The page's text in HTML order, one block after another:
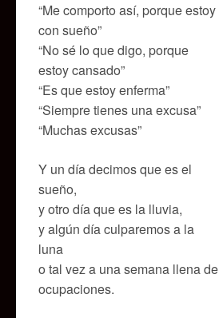
“Me comporto así, porque estoy
con sueño”
“No sé lo que digo, porque
estoy cansado”
“Es que estoy enferma”
“Siempre tienes una excusa”
“Muchas excusas”
Y un día decimos que es el
sueño,
y otro día que es la lluvia,
y algún día culparemos a la
luna
o tal vez a una semana llena de
ocupaciones.